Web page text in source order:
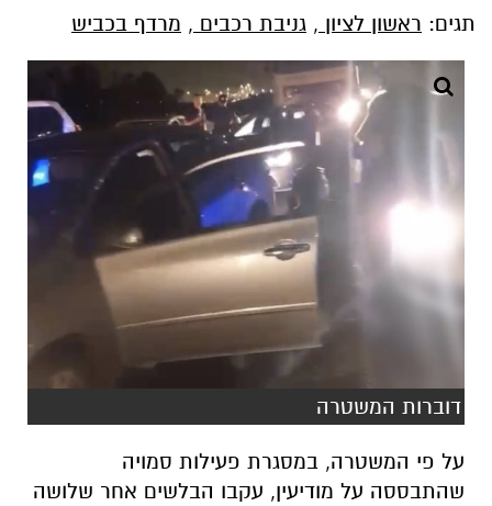
תגים: ראשון לציון , גניבת רכבים , מרדף בכביש
דוברות המשטרה
על פי המשטרה, במסגרת פעילות סמויה
שהתבססה על מודיעין, עקבו הבלשים אחר שלושה